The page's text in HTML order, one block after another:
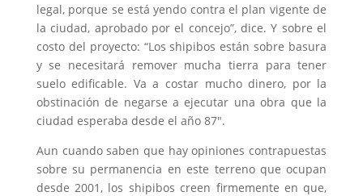
legal, porque se está yendo contra el plan vigente de
la ciudad, aprobado por el concejo”, dice. Y sobre el
costo del proyecto: “Los shipibos están sobre basura
y se necesitará remover mucha tierra para tener
suelo edificable. Va a costar mucho dinero, por la
obstinación de negarse a ejecutar una obra que la
ciudad esperaba desde el año 87″.
Aun cuando saben que hay opiniones contrapuestas
sobre su permanencia en este terreno que ocupan
desde 2001, los shipibos creen firmemente en que,